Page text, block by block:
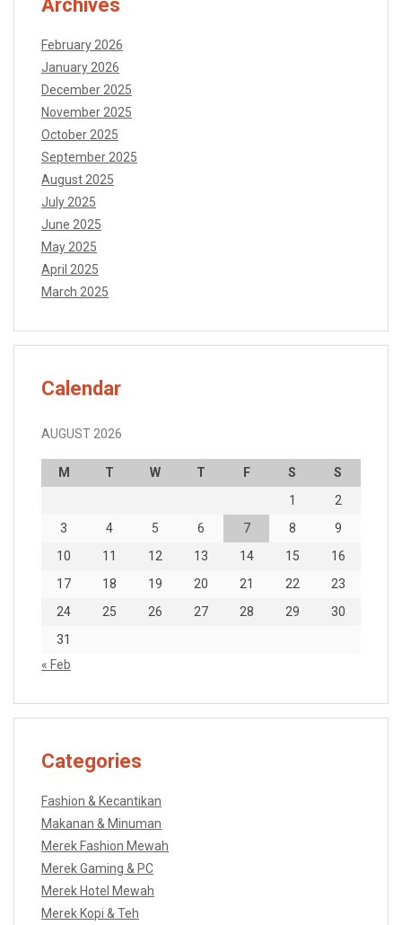
Archives
February 2026
January 2026
December 2025
November 2025
October 2025
September 2025
August 2025
July 2025
June 2025
May 2025
April 2025
March 2025
Calendar
AUGUST 2026
M T W T F S
S
1
2
3
4 5 6 7 8
9
10
11 12 13 14 15
16
17
18 19 20 21 22
23
24
25 26 27 28 29
30
31
« Feb
Categories
Fashion & Kecantikan
Makanan & Minuman
Merek Fashion Mewah
Merek Gaming & PC
Merek Hotel Mewah
Merek Kopi & Teh